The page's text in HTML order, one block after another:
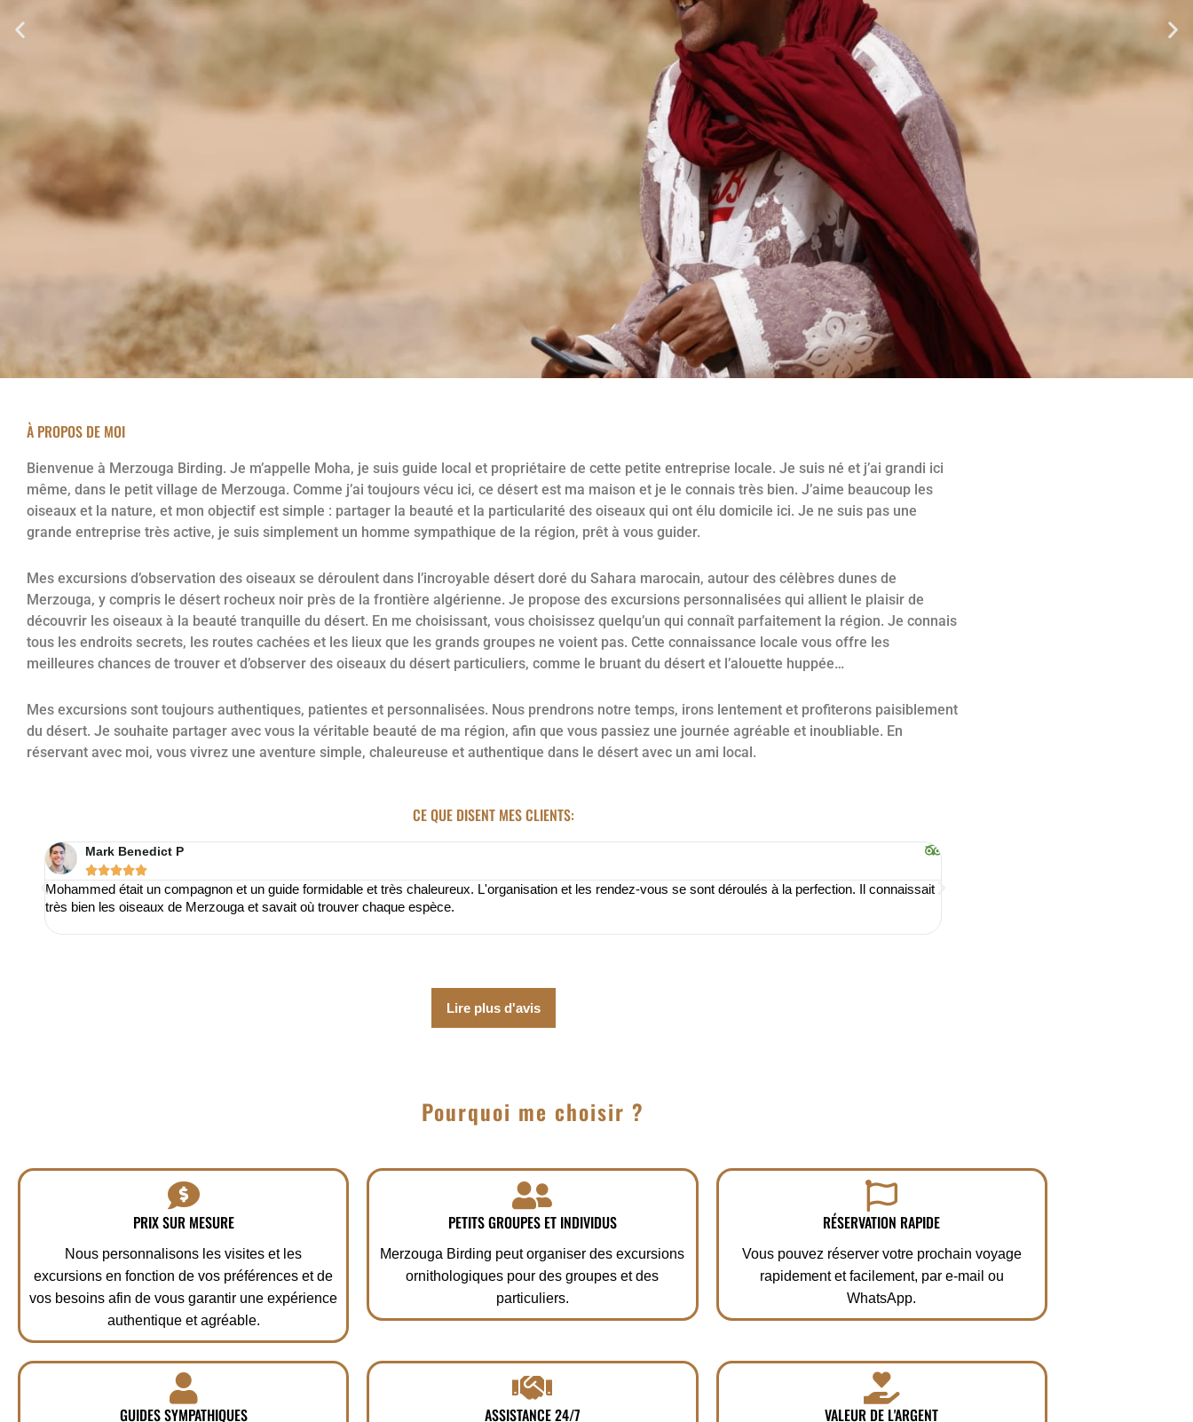
Je vous guiderai dans un voyage à la recherche des oiseaux du désert et vous aiderai à trouver tous ceux que vous souhaitez observer. N'hésitez pas à me
contacter.
À PROPOS DE MOI
Bienvenue à Merzouga Birding. Je m’appelle Moha, je suis guide local et propriétaire de cette petite entreprise locale. Je suis né et j’ai grandi ici
même, dans le petit village de Merzouga. Comme j’ai toujours vécu ici, ce désert est ma maison et je le connais très bien. J’aime beaucoup les
oiseaux et la nature, et mon objectif est simple : partager la beauté et la particularité des oiseaux qui ont élu domicile ici. Je ne suis pas une
grande entreprise très active, je suis simplement un homme sympathique de la région, prêt à vous guider.
Mes excursions d’observation des oiseaux se déroulent dans l’incroyable désert doré du Sahara marocain, autour des célèbres dunes de
Merzouga, y compris le désert rocheux noir près de la frontière algérienne. Je propose des excursions personnalisées qui allient le plaisir de
découvrir les oiseaux à la beauté tranquille du désert. En me choisissant, vous choisissez quelqu’un qui connaît parfaitement la région. Je connais
tous les endroits secrets, les routes cachées et les lieux que les grands groupes ne voient pas. Cette connaissance locale vous offre les
meilleures chances de trouver et d’observer des oiseaux du désert particuliers, comme le bruant du désert et l’alouette huppée…
Mes excursions sont toujours authentiques, patientes et personnalisées. Nous prendrons notre temps, irons lentement et profiterons paisiblement
du désert. Je souhaite partager avec vous la véritable beauté de ma région, afin que vous passiez une journée agréable et inoubliable. En
réservant avec moi, vous vivrez une aventure simple, chaleureuse et authentique dans le désert avec un ami local.
CE QUE DISENT MES CLIENTS:
Mark Benedict P

Mohammed était un compagnon et un guide formidable et très chaleureux. L'organisation et les rendez-vous se sont déroulés à la perfection. Il connaissait
très bien les oiseaux de Merzouga et savait où trouver chaque espèce.
Lire plus d'avis
Pourquoi me choisir ?
PRIX SUR MESURE
Nous personnalisons les visites et les
excursions en fonction de vos préférences et de
vos besoins afin de vous garantir une expérience
authentique et agréable.
PETITS GROUPES ET INDIVIDUS
Merzouga Birding peut organiser des excursions
ornithologiques pour des groupes et des
particuliers.
RÉSERVATION RAPIDE
Vous pouvez réserver votre prochain voyage
rapidement et facilement, par e-mail ou
WhatsApp.
GUIDES SYMPATHIQUES ASSISTANCE 24/7 VALEUR DE L'ARGENT